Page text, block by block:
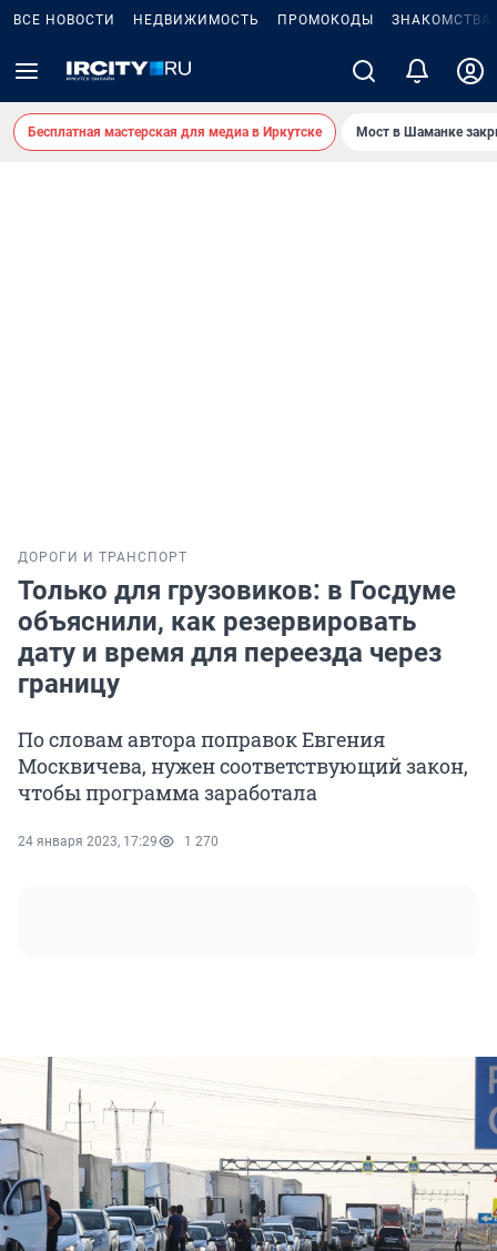
ВСЕ НОВОСТИ НЕДВИЖИМОСТЬ ПРОМОКОДЫ ЗНАКОМСТВА
Бесплатная мастерская для медиа в Иркутске Мост в Шаманке
ДОРОГИ И ТРАНСПОРТ
Только для грузовиков: в Госдуме
объяснили, как резервировать
дату и время для переезда через
границу
По словам автора поправок Евгения
Москвичева, нужен соответствующий закон,
чтобы программа заработала
24 января 2023, 17:29 1 270